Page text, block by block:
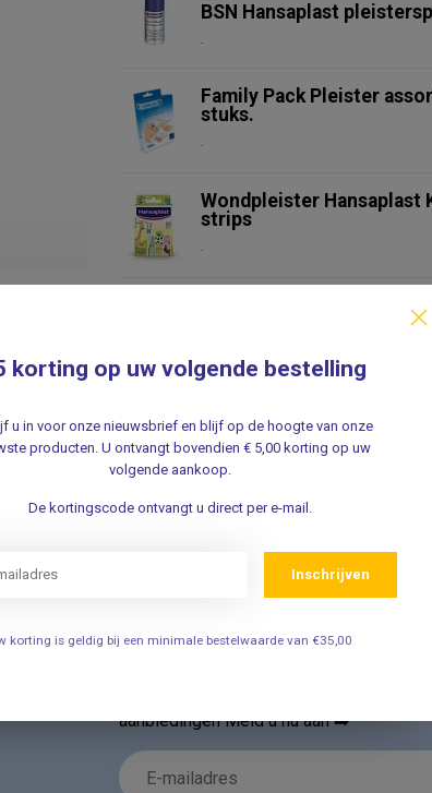
BSN Hansaplast
.
Family Pack Pleister
stuks.
.
Wondpleister Hansaplast
strips
.
Sana First Aid Aqua
Leukoplast Leukoplast
Wondpleister - 8cm x 5
.
Schrijf u in voor onze nieuwsbrief en
aanbiedingen Meld u nu aan ➡️
korting op uw volgende bestelling
u in voor onze nieuwsbrief en blijf op de hoogte van onze
producten. U ontvangt bovendien € 5,00 korting op uw
volgende aankoop.
De kortingscode ontvangt u direct per e-mail.
Inschrijven
korting is geldig bij een minimale bestelwaarde van €35,00